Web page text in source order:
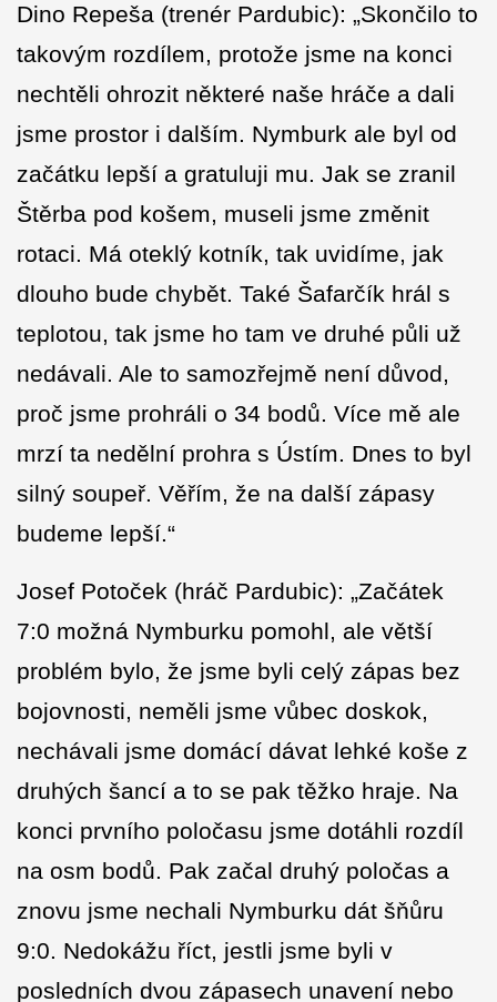
Dino Repeša (trenér Pardubic): „Skončilo to
takovým rozdílem, protože jsme na konci
nechtěli ohrozit některé naše hráče a dali
jsme prostor i dalším. Nymburk ale byl od
začátku lepší a gratuluji mu. Jak se zranil
Štěrba pod košem, museli jsme změnit
rotaci. Má oteklý kotník, tak uvidíme, jak
dlouho bude chybět. Také Šafarčík hrál s
teplotou, tak jsme ho tam ve druhé půli už
nedávali. Ale to samozřejmě není důvod,
proč jsme prohráli o 34 bodů. Více mě ale
mrzí ta nedělní prohra s Ústím. Dnes to byl
silný soupeř. Věřím, že na další zápasy
budeme lepší.“
Josef Potoček (hráč Pardubic): „Začátek
7:0 možná Nymburku pomohl, ale větší
problém bylo, že jsme byli celý zápas bez
bojovnosti, neměli jsme vůbec doskok,
nechávali jsme domácí dávat lehké koše z
druhých šancí a to se pak těžko hraje. Na
konci prvního poločasu jsme dotáhli rozdíl
na osm bodů. Pak začal druhý poločas a
znovu jsme nechali Nymburku dát šňůru
9:0. Nedokážu říct, jestli jsme byli v
posledních dvou zápasech unavení nebo